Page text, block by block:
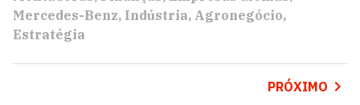
Mercedes-Benz Indústria Agronegócio
Estratégia
PRÓXIMO